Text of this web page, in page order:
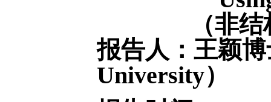
（非结构
报告人：王颖
University）